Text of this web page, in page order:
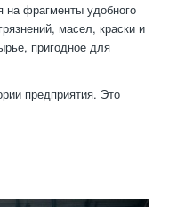
на фрагменты удобного
масел, краски и
пригодное для
предприятия. Это